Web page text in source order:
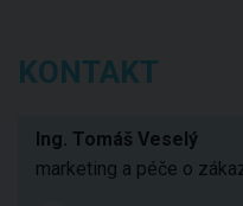
KONTAKT
Ing. Tomáš Veselý
marketing a péče o